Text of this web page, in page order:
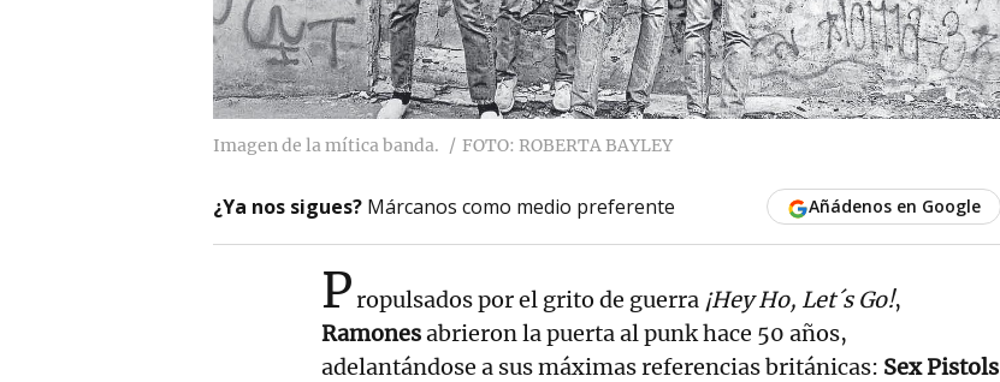
Imagen de la mítica banda. FOTO: ROBERTA BAYLEY
¿Ya nos sigues? Márcanos como medio preferente Añádenos en Google
Propulsados por el grito de guerra ¡Hey Ho, Let´s Go!,
Ramonesabrieron la puerta al punk hace 50 años,
adelantándose a sus máximas referencias británicas: Sex Pistols